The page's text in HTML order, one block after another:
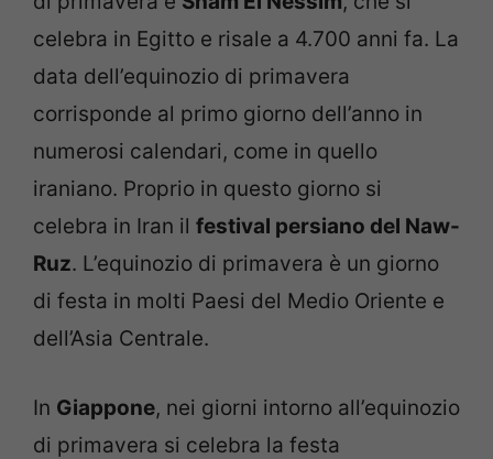
celebra in Egitto e risale a 4.700 anni fa. La
data dell’equinozio di primavera
corrisponde al primo giorno dell’anno in
numerosi calendari, come in quello
iraniano. Proprio in questo giorno si
celebra in Iran il festival persiano del Naw-
Ruz. L’equinozio di primavera è un giorno
di festa in molti Paesi del Medio Oriente e
dell’Asia Centrale.
In Giappone, nei giorni intorno all’equinozio
di primavera si celebra la festa